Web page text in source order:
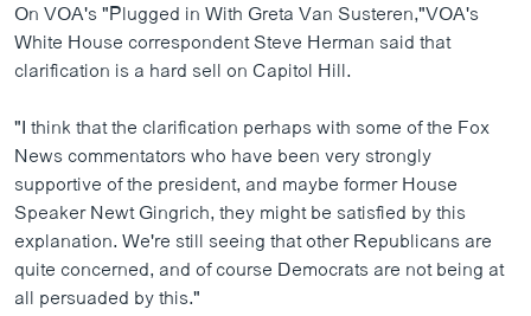
On VOA's "Plugged in With Greta Van Susteren,"VOA's
White House correspondent Steve Herman said that
clarification is a hard sell on Capitol Hill.
"I think that the clarification perhaps with some of the Fox
News commentators who have been very strongly
supportive of the president, and maybe former House
Speaker Newt Gingrich, they might be satisfied by this
explanation. We're still seeing that other Republicans are
quite concerned, and of course Democrats are not being at
all persuaded by this."